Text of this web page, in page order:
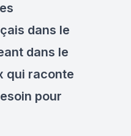
dans le
dans le
qui raconte
pour